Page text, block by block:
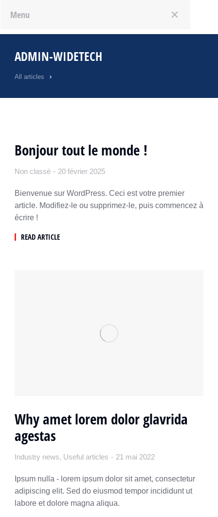
ADMIN-WIDETECH
All articles
Bonjour tout le monde !
Non classé 20 février 2025
Bienvenue sur WordPress. Ceci est votre premier
article. Modifiez-le ou supprimez-le, puis commencez à
écrire !
READ ARTICLE
Why amet lorem dolor glavrida
agestas
Industry news, Useful articles 21 mai 2022
Ipsum nulla - lorem ipsum dolor sit amet, consectetur
adipiscing elit. Sed do eiusmod tempor incididunt ut
labore et dolore magna aliqua.
Menu